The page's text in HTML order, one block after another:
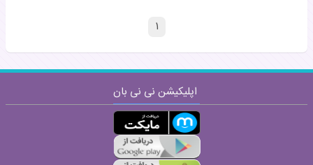
۱
اپلیکیشن نی نی بان